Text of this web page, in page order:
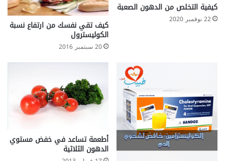
كيفية التخلص من الدهون الصعبة
22 نوفمبر 2020 كيف تقي نفسك من ارتفاع نسبة
الكوليسترول
20 سبتمبر 2016
أطعمة تساعد في خفض مستوي
الدهون الثلاثية